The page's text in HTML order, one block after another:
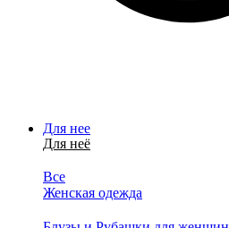
Для нее
Для неё
Все
Женская одежда